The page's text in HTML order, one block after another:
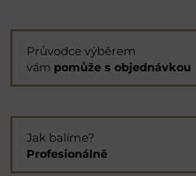
Průvodce výběrem
vám pomůže s objednávkou
Jak balíme?
Profesionálně